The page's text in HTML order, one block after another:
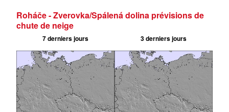
Roháče - Zverovka/Spálená dolina prévisions de
chute de neige
7 derniers jours 3 derniers jours